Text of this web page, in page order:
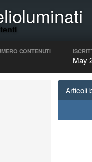
CONTENUTI
May
Articoli